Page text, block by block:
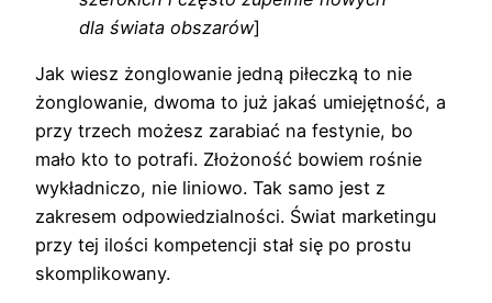
dla świata obszarów]
Jak wiesz żonglowanie jedną piłeczką to nie
żonglowanie, dwoma to już jakaś umiejętność, a
przy trzech możesz zarabiać na festynie, bo
mało kto to potrafi. Złożoność bowiem rośnie
wykładniczo, nie liniowo. Tak samo jest z
zakresem odpowiedzialności. Świat marketingu
przy tej ilości kompetencji stał się po prostu
skomplikowany.